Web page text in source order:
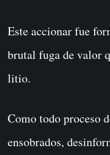
Este accionar fue
brutal fuga de valor
litio.
Como todo proceso
ensobrados,